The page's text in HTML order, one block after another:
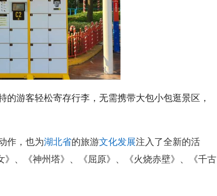
游客轻松寄存行李，无需携带大包小包逛景区，
作，也为湖北省的旅游文化发展注入了全新的活
》、《神州塔》、《屈原》、《火烧赤壁》、《千古